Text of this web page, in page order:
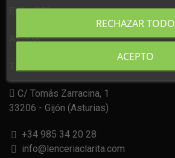
ENLACES
AYUDA
C/ Tomás Zarracina, 1
33206 - Gijón (Asturias)
+34 985 34 20 28
info@lenceriaclarita.com
RECHAZAR TODO
ACEPTO